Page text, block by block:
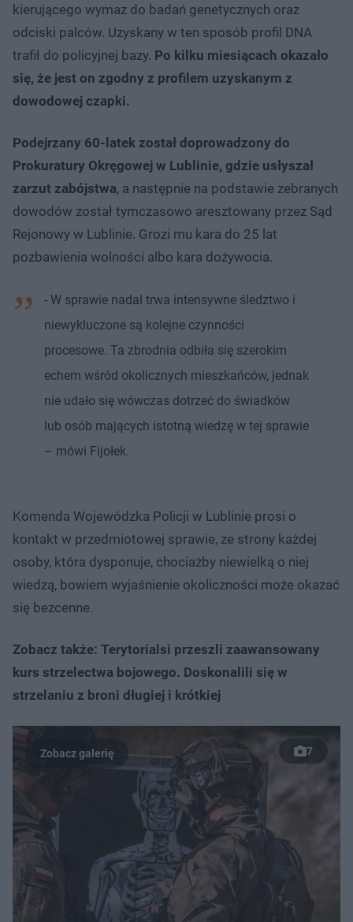
kierującego wymaz do badań genetycznych oraz
odciski palców. Uzyskany w ten sposób profil DNA
trafił do policyjnej bazy. Po kilku miesiącach okazało
się, że jest on zgodny z profilem uzyskanym z
dowodowej czapki.
Podejrzany 60-latek został doprowadzony do
Prokuratury Okręgowej w Lublinie, gdzie usłyszał
zarzut zabójstwa, a następnie na podstawie zebranych
dowodów został tymczasowo aresztowany przez Sąd
Rejonowy w Lublinie. Grozi mu kara do 25 lat
pozbawienia wolności albo kara dożywocia.
- W sprawie nadal trwa intensywne śledztwo i
niewykluczone są kolejne czynności
procesowe. Ta zbrodnia odbiła się szerokim
echem wśród okolicznych mieszkańców, jednak
nie udało się wówczas dotrzeć do świadków
lub osób mających istotną wiedzę w tej sprawie
– mówi Fijołek.
Komenda Wojewódzka Policji w Lublinie prosi o
kontakt w przedmiotowej sprawie, ze strony każdej
osoby, która dysponuje, chociażby niewielką o niej
wiedzą, bowiem wyjaśnienie okoliczności może okazać
się bezcenne.
Zobacz także: Terytorialsi przeszli zaawansowany
kurs strzelectwa bojowego. Doskonalili się w
strzelaniu z broni długiej i krótkiej
7